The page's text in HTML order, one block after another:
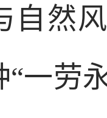
自然
“一劳